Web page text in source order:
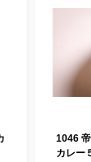
すい街、かか
1046
カレー